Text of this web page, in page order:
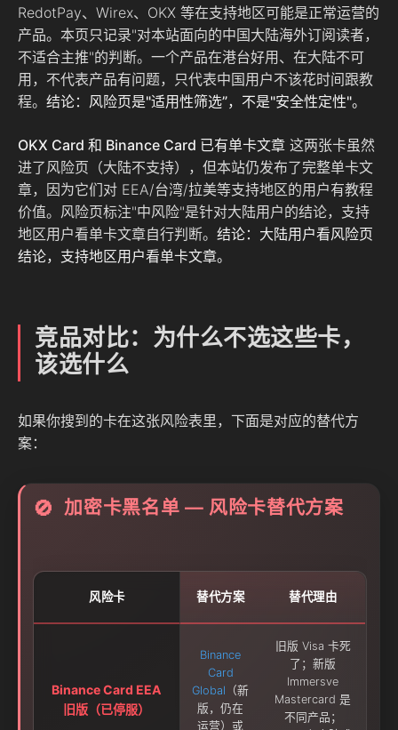
RedotPay、Wirex、OKX 等在支持地区可能是正常运营的
产品。本页只记录"对本站面向的中国大陆海外订阅读者，
不适合主推"的判断。一个产品在港台好用、在大陆不可
用，不代表产品有问题，只代表中国用户不该花时间跟教
程。 结论：风险页是"适用性筛选”，不是"安全性定性"。
OKX Card 和 Binance Card 已有单卡文章 这两张卡虽然
进了风险页（大陆不支持），但本站仍发布了完整单卡文
章，因为它们对 EEA/台湾/拉美等支持地区的用户有教程
价值。风险页标注"中风险"是针对大陆用户的结论，支持
地区用户看单卡文章自行判断。 结论：大陆用户看风险页
结论，支持地区用户看单卡文章。
竞品对比：为什么不选这些卡，
该选什么
如果你搜到的卡在这张风险表里，下面是对应的替代方
案：
🚫 加密卡黑名单 — 风险卡替代方案
风险卡 替代方案 替代理由
Binance Card EEA
旧版（已停服）
Binance
Card
Global （新
版，仍在
运营）或
旧版 Visa 卡死
了；新版
Immersve
Mastercard 是
不同产品；